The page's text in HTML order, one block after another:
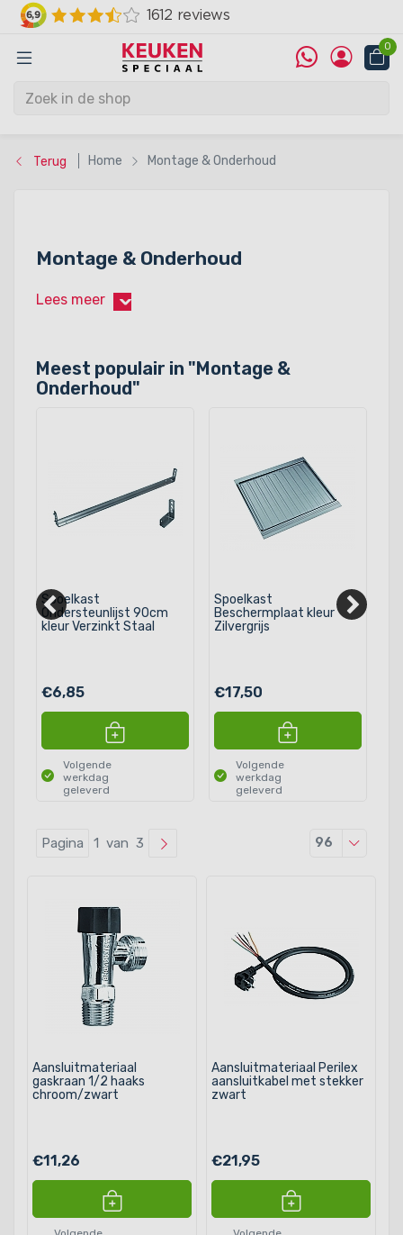
0
Terug Home Montage & Onderhoud
Montage & Onderhoud
Lees meer ›
Meest populair in "Montage &
Onderhoud"
Spoelkast
Ondersteunlijst 90cm
kleur Verzinkt Staal
€6,85
Volgende
werkdag
geleverd
Spoelkast
Beschermplaat kleur
Zilvergrijs
€17,50
Volgende
werkdag
geleverd
96
Pagina 1 van 3
Aansluitmateriaal
gaskraan 1/2 haaks
chroom/zwart
€11,26
Aansluitmateriaal Perilex
aansluitkabel met stekker
zwart
€21,95